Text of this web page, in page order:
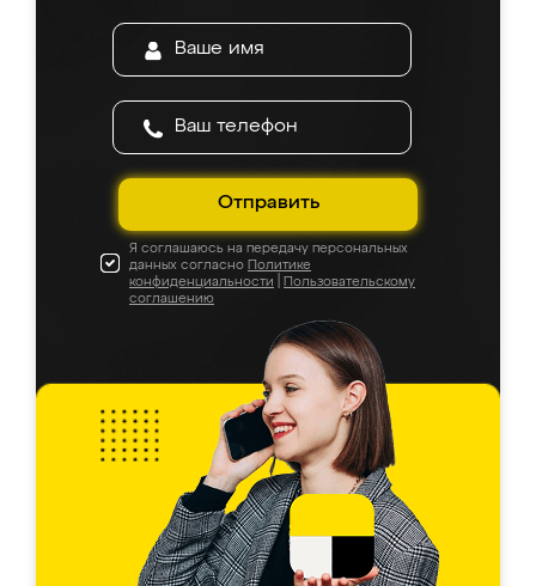
Отправить
Я соглашаюсь на передачу персональных
данных согласно Политике
конфиденциальности
Пользовательскому
соглашению